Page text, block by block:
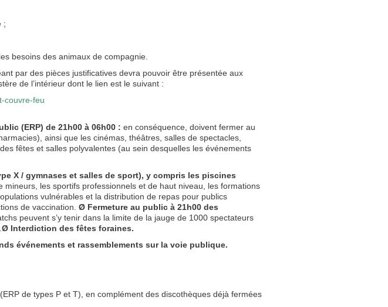
;
besoins des animaux de compagnie.
par des pièces justificatives devra pouvoir être présentée aux
de l’intérieur dont le lien est le suivant :
couvre-feu
(ERP) de 21h00 à 06h00 : en conséquence, doivent fermer au
ainsi que les cinémas, théâtres, salles de spectacles,
fêtes et salles polyvalentes (au sein desquelles les événements
X / gymnases et salles de sport), y compris les piscines
mineurs, les sportifs professionnels et de haut niveau, les formations
vulnérables et la distribution de repas pour publics
de vaccination. Ø Fermeture au public à 21h00 des
peuvent s’y tenir dans la limite de la jauge de 1000 spectateurs
Ø Interdiction des fêtes foraines.
événements et rassemblements sur la voie publique.
(ERP de types P et T), en complément des discothèques déjà fermées